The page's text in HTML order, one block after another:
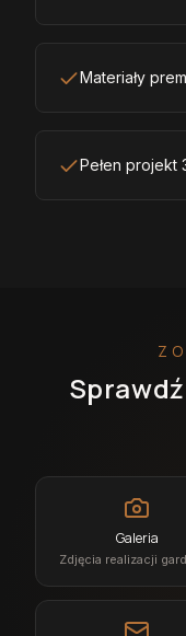
Materiały
Pełen projekt
Galeria
Zdjęcia realizacji